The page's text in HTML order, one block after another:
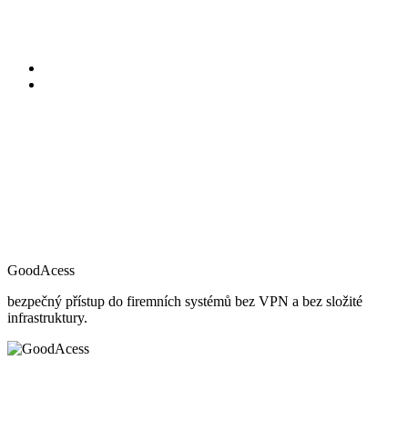
GoodAcess
bezpečný přístup do firemních systémů bez VPN a bez složité
infrastruktury.